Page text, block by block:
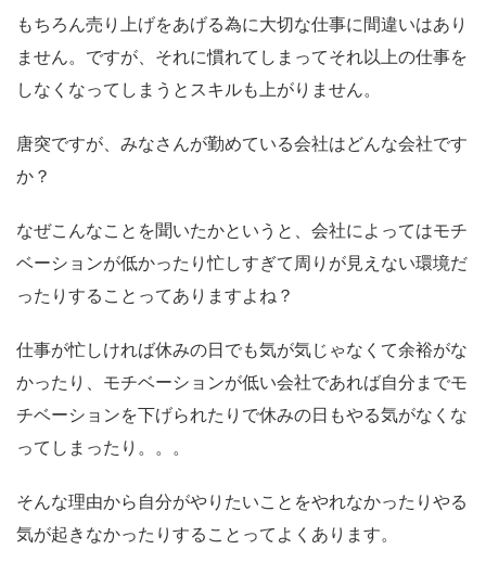
もちろん売り上げをあげる為に大切な仕事に間違いはあり
ません。ですが、それに慣れてしまってそれ以上の仕事を
しなくなってしまうとスキルも上がりません。
唐突ですが、みなさんが勤めている会社はどんな会社です
か？
なぜこんなことを聞いたかというと、会社によってはモチ
ベーションが低かったり忙しすぎて周りが見えない環境だ
ったりすることってありますよね？
仕事が忙しければ休みの日でも気が気じゃなくて余裕がな
かったり、モチベーションが低い会社であれば自分までモ
チベーションを下げられたりで休みの日もやる気がなくな
ってしまったり。。。
そんな理由から自分がやりたいことをやれなかったりやる
気が起きなかったりすることってよくあります。